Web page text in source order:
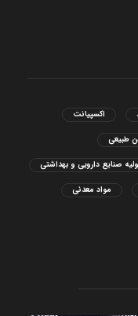
اکسپیانت
طبیعی
صنایع دارویی و بهداشتی
مواد معدنی